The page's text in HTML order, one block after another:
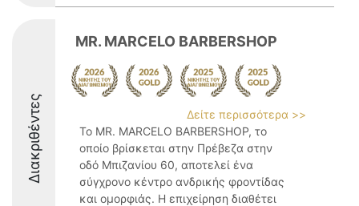
Διακριθέντες
MR. MARCELO BARBERSHOP
Δείτε περισσότερα >>
Το MR. MARCELO BARBERSHOP, το
οποίο βρίσκεται στην Πρέβεζα στην
οδό Μπιζανίου 60, αποτελεί ένα
σύγχρονο κέντρο ανδρικής φροντίδας
και ομορφιάς. Η επιχείρηση διαθέτει